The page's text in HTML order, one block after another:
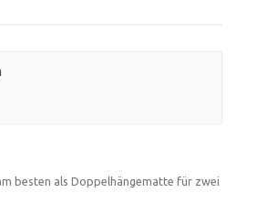
besten als Doppelhängematte für zwei